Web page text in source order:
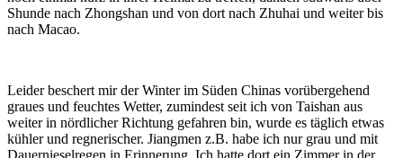
Shunde nach Zhongshan und von dort nach Zhuhai und weiter bis
nach Macao.
Leider beschert mir der Winter im Süden Chinas vorübergehend
graues und feuchtes Wetter, zumindest seit ich von Taishan aus
weiter in nördlicher Richtung gefahren bin, wurde es täglich etwas
kühler und regnerischer. Jiangmen z.B. habe ich nur grau und mit
Dauernieselregen in Erinnerung. Ich hatte dort ein Zimmer in der